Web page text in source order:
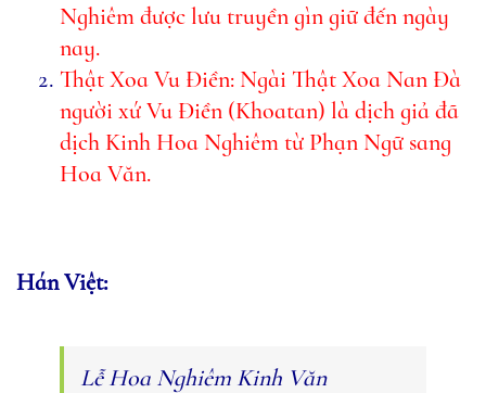
Nghiêm được lưu truyền gìn giữ đến ngày
nay.
Thật Xoa Vu Điền: Ngài Thật Xoa Nan Đà
người xứ Vu Điền (Khoatan) là dịch giả đã
dịch Kinh Hoa Nghiêm từ Phạn Ngữ sang
Hoa Văn.
Hán Việt:
Lễ Hoa Nghiêm Kinh Văn